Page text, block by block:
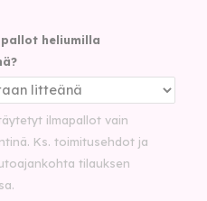
heliumilla
ilmapallot vain
Ks. toimitusehdot ja
tilauksen